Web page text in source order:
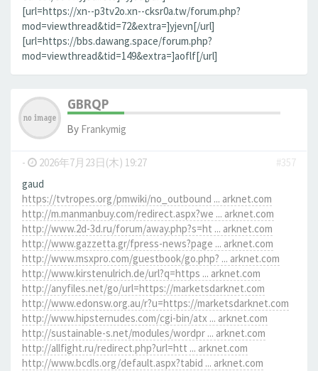
[url=https://xn--p3tv2o.xn--cksr0a.tw/forum.php?
mod=viewthread&tid=72&extra=]yjevn[/url]
[url=https://bbs.dawang.space/forum.php?
mod=viewthread&tid=149&extra=]aoflf[/url]
GBRQP
By Frankymig
- 2026年7月23日(木) 19:27
#357
gaud
https://tvtropes.org/pmwiki/no_outbound ... arknet.com
http://m.manmanbuy.com/redirect.aspx?we ... arknet.com
http://www.2d-3d.ru/forum/away.php?s=ht ... arknet.com
http://www.gazzetta.gr/fpress-news?page ... arknet.com
http://www.msxpro.com/guestbook/go.php? ... arknet.com
http://www.kirstenulrich.de/url?q=https ... arknet.com
http://anyfiles.net/go/url=https://marketsdarknet.com
http://www.edonsw.org.au/r?u=https://marketsdarknet.com
http://www.hipsternudes.com/cgi-bin/atx ... arknet.com
http://sustainable-s.net/modules/wordpr ... arknet.com
http://allfight.ru/redirect.php?url=htt ... arknet.com
http://www.bcdls.org/default.aspx?tabid ... arknet.com